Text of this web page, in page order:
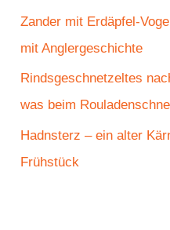
Zander mit Erdäpfel-
mit Anglergeschichte
Rindsgeschnetzeltes
was beim
Hadnsterz – ein alter
Frühstück